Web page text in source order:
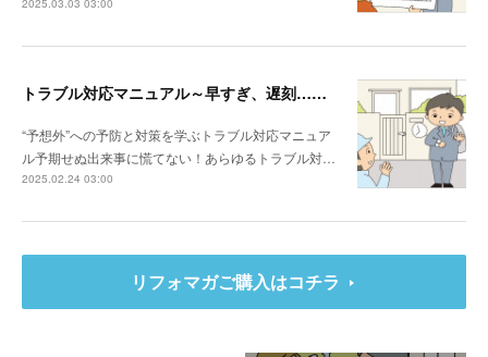
2025.03.03 03:00
トラブル対応マニュアル～早すぎ、遅刻…時間に関するトラブル
“予想外”への予防と対策を学ぶトラブル対応マニュア
ル予期せぬ出来事に慌てない！あらゆるトラブル対…
2025.02.24 03:00
リフォマガご購入はコチラ